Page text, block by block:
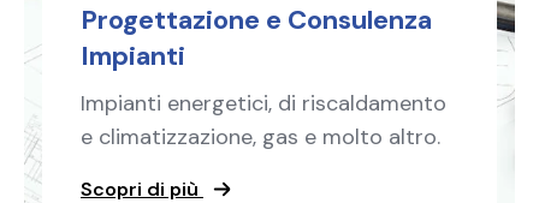
Progettazione e Consulenza
Impianti
Impianti energetici, di riscaldamento
e climatizzazione, gas e molto altro.
Scopri di più